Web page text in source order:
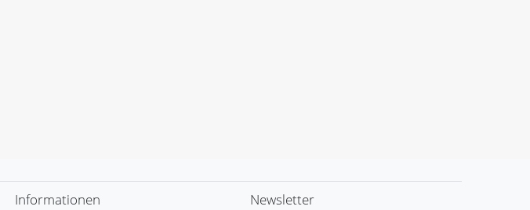
Informationen Newsletter